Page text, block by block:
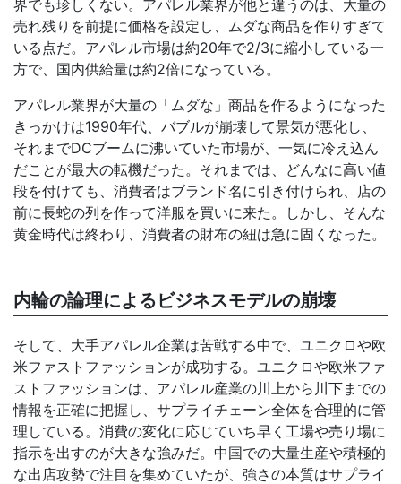
界でも珍しくない。アパレル業界が他と違うのは、大量の
売れ残りを前提に価格を設定し、ムダな商品を作りすぎて
いる点だ。アパレル市場は約20年で2/3に縮小している一
方で、国内供給量は約2倍になっている。
アパレル業界が大量の「ムダな」商品を作るようになった
きっかけは1990年代、バブルが崩壊して景気が悪化し、
それまでDCブームに沸いていた市場が、一気に冷え込ん
だことが最大の転機だった。それまでは、どんなに高い値
段を付けても、消費者はブランド名に引き付けられ、店の
前に長蛇の列を作って洋服を買いに来た。しかし、そんな
黄金時代は終わり、消費者の財布の紐は急に固くなった。
内輪の論理によるビジネスモデルの崩壊
そして、大手アパレル企業は苦戦する中で、ユニクロや欧
米ファストファッションが成功する。ユニクロや欧米ファ
ストファッションは、アパレル産業の川上から川下までの
情報を正確に把握し、サプライチェーン全体を合理的に管
理している。消費の変化に応じていち早く工場や売り場に
指示を出すのが大きな強みだ。中国での大量生産や積極的
な出店攻勢で注目を集めていたが、強さの本質はサプライ